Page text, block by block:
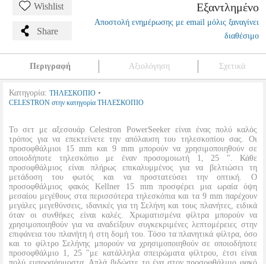
Wishlist
Share
Εξαντλημένο
Αποστολή ενημέρωσης με email μόλις ξαναγίνει
διαθέσιμο
Περιγραφή Αξιολόγηση Σχετικά
Κατηγορία: ΤΗΛΕΣΚΟΠΙΟ •
CELESTRON στην κατηγορία ΤΗΛΕΣΚΟΠΙΟ
Το σετ με αξεσουάρ Celestron PowerSeeker είναι ένας πολύ καλός
τρόπος για να επεκτείνετε την απόλαυση του τηλεσκοπίου σας. Οι
προσοφθάλμιοι 15 mm και 9 mm μπορούν να χρησιμοποιηθούν σε
οποιοδήποτε τηλεσκόπιο με έναν προσομοιωτή 1, 25 ". Κάθε
προσοφθάλμιος είναι πλήρως επικαλυμμένος για να βελτιώσει τη
μετάδοση του φωτός και να προστατεύσει την οπτική. Ο
προσοφθάλμιος φακός Kellner 15 mm προσφέρει μια ωραία όψη
μεσαίου μεγέθους στα περισσότερα τηλεσκόπια και τα 9 mm παρέχουν
μεγάλες μεγεθύνσεις, ιδανικές για τη Σελήνη και τους πλανήτες, ειδικά
όταν οι συνθήκες είναι καλές. Χρωματισμένα φίλτρα μπορούν να
χρησιμοποιηθούν για να αναδείξουν συγκεκριμένες λεπτομέρειες στην
επιφάνεια του πλανήτη ή στη δομή του. Τόσο τα πλανητικά φίλτρα, όσο
και το φίλτρο Σελήνης μπορούν να χρησιμοποιηθούν σε οποιοδήποτε
προσοφθάλμιο 1, 25 "με κατάλληλα σπειρώματα φίλτρου, έτσι είναι